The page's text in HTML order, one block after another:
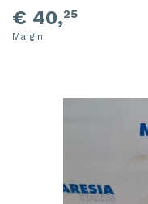
€ 40,25
Margin